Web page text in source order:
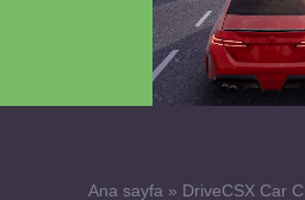
Ana sayfa » DriveCSX Car